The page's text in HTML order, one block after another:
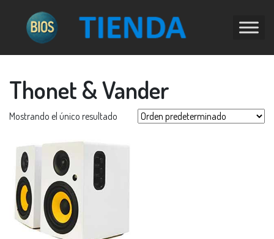
Thonet & Vander
Mostrando el único resultado